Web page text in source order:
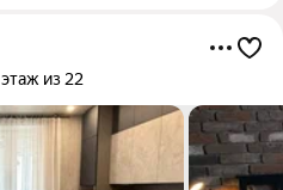
этаж из 22